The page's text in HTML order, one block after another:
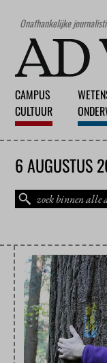
Onafhankelijke
CAMPUS
CULTUUR
6 AUGUSTUS